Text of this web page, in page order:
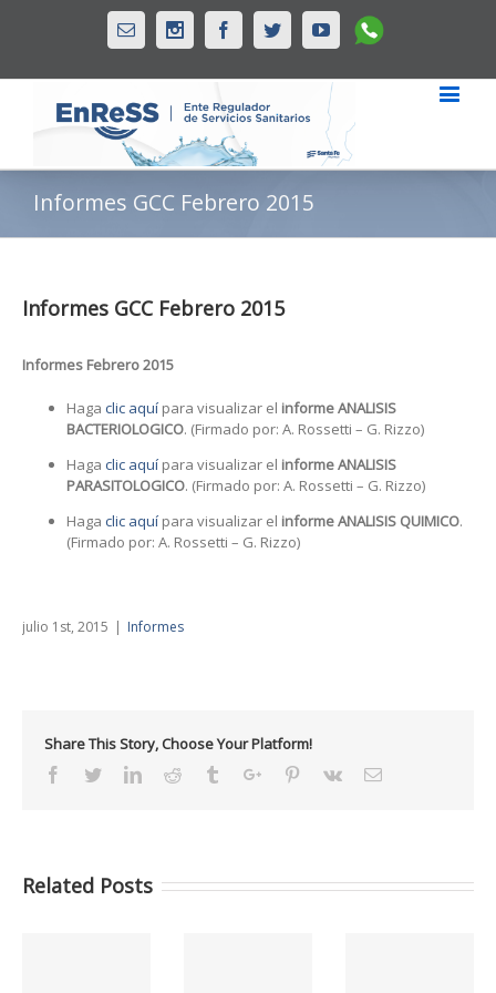
Email InstagramFacebookTwitterYoutubeWhatsapp
Informes GCC Febrero 2015
Informes GCC Febrero 2015
Informes Febrero 2015
Haga clic aquí para visualizar el informe ANALISIS
BACTERIOLOGICO. (Firmado por: A. Rossetti – G. Rizzo)
Haga clic aquí para visualizar el informe ANALISIS
PARASITOLOGICO. (Firmado por: A. Rossetti – G. Rizzo)
Haga clic aquí para visualizar el informe ANALISIS QUIMICO.
(Firmado por: A. Rossetti – G. Rizzo)
julio 1st, 2015 | Informes
Share This Story, Choose Your Platform!
Facebook
TwitterLinkedinReddit TumblrGoogle+Pinterest
Vk Email
Related Posts